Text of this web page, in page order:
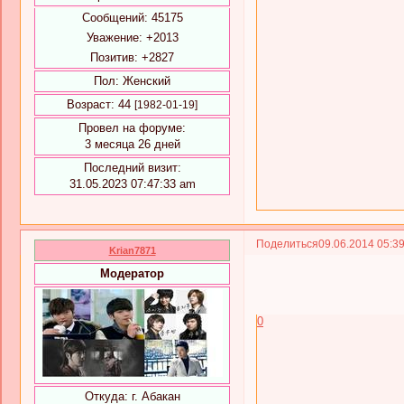
Сообщений: 45175
Уважение: +2013
Позитив: +2827
Пол: Женский
Возраст: 44 [1982-01-19]
Провел на форуме:
3 месяца 26 дней
Последний визит:
31.05.2023 07:47:33 am
Поделиться09.06.2014
Krian7871
Модератор
Откуда: г. Абакан
0